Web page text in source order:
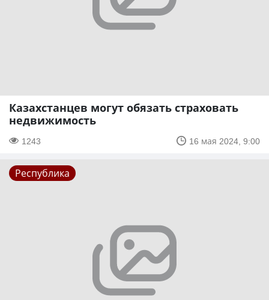
Казахстанцев могут обязать страховать
недвижимость
1243 16 мая 2024, 9:00
Республика